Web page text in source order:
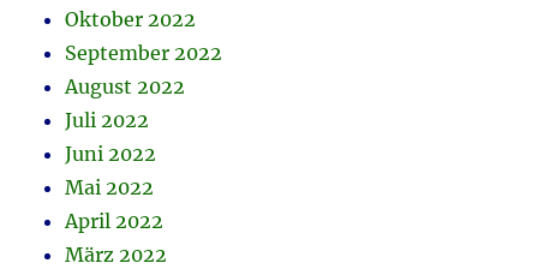
Oktober 2022
September 2022
August 2022
Juli 2022
Juni 2022
Mai 2022
April 2022
März 2022